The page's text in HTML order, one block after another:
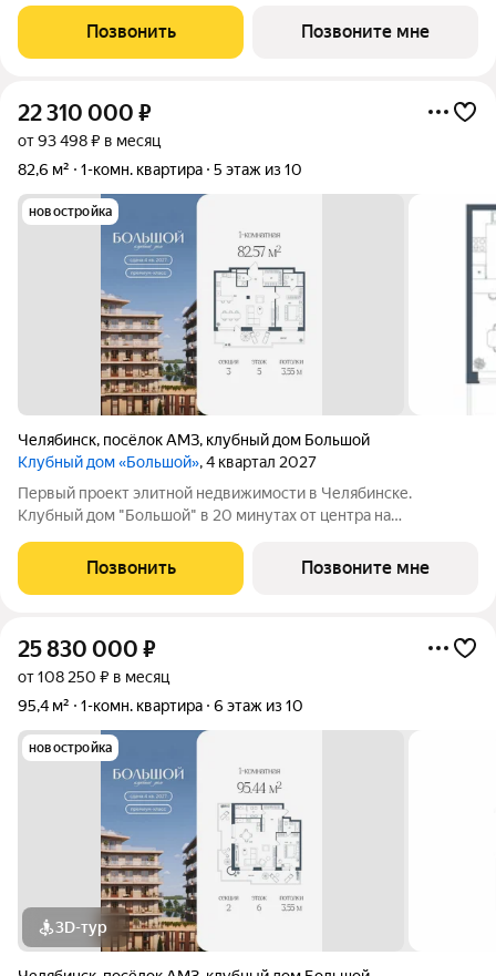
это единственное место в городе, где открывается
потрясающий вид на Шершнёвское водохранилище.
Позвонить Позвоните мне
22 310 000 ₽
от 93 498 ₽ в месяц
82,6 м²
1-комн. квартира 5 этаж из 10
новостройка
Челябинск, посёлок АМЗ, клубный дом Большой
Клубный дом «Большой», 4 квартал 2027
Первый проект элитной недвижимости в Челябинске.
Клубный дом "Большой" в 20 минутах от центра на
это единственное место в городе, где открывается
потрясающий вид на Шершнёвское водохранилище.
Позвонить Позвоните мне
25 830 000 ₽
от 108 250 ₽ в месяц
95,4 м²
1-комн. квартира 6 этаж из 10
новостройка
3D-тур